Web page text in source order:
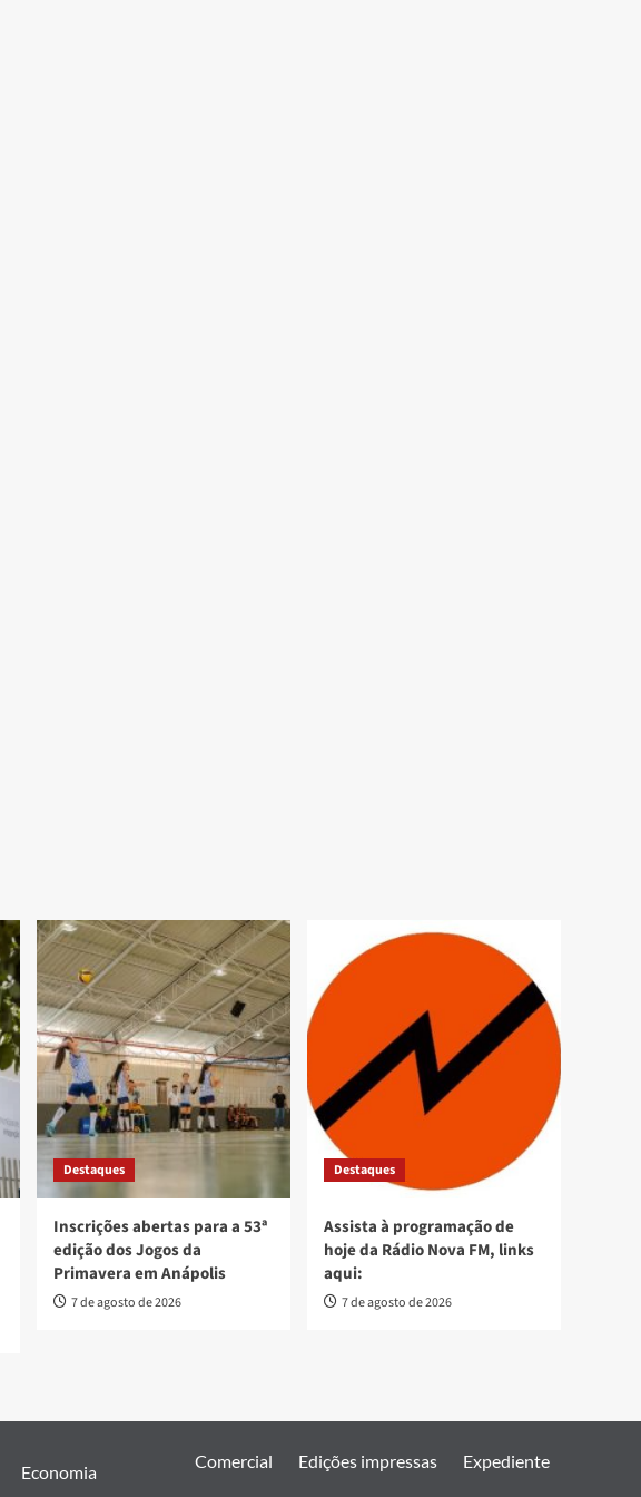
Destaques
Inscrições abertas para a 53ª
edição dos Jogos da
Primavera em Anápolis
7 de agosto de 2026
Destaques
Assista à programação de
hoje da Rádio Nova FM, links
aqui:
7 de agosto de 2026
Economia
Comercial Edições impressas Expediente